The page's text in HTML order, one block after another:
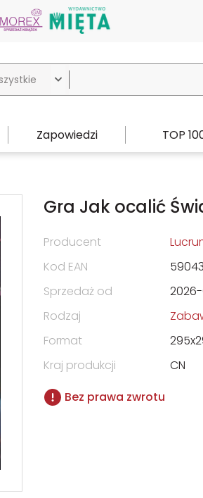

Zapowiedzi TOP
Gra Jak ocalić
Producent
Kod EAN
Sprzedaż od
Rodzaj
Format
Kraj produkcji
CN
Bez prawa zwrotu